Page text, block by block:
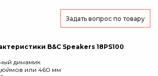
Задать вопрос по товару
B&C Speakers 18PS100:
динамик
или 460 мм